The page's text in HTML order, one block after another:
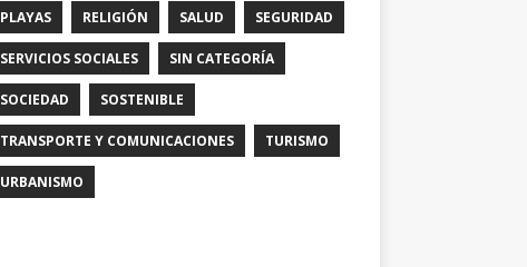
PLAYAS RELIGIÓN SALUD SEGURIDAD
SERVICIOS SOCIALES SIN CATEGORÍA
SOCIEDAD SOSTENIBLE
TRANSPORTE Y COMUNICACIONES TURISMO
URBANISMO